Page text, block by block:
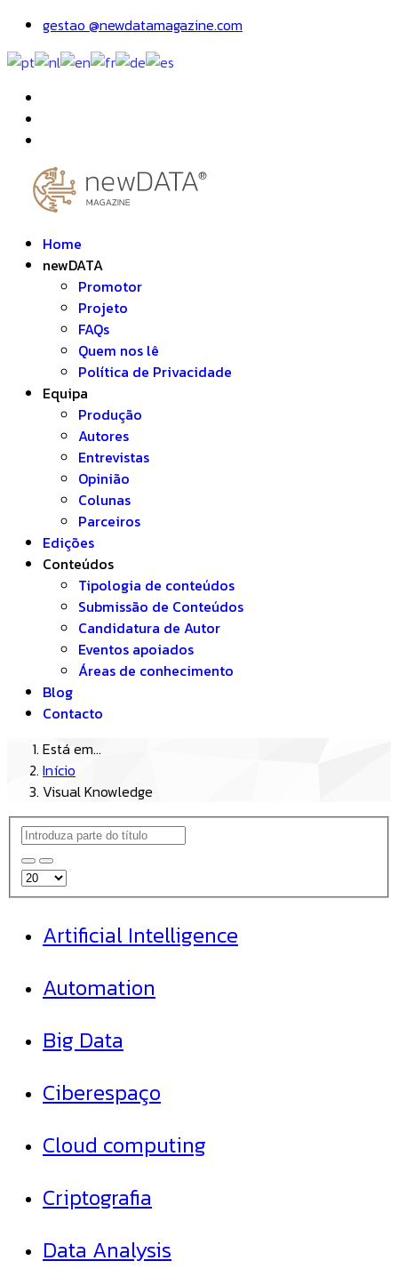
gestao @newdatamagazine.com
Home
newDATA
Promotor
Projeto
FAQs
Quem nos lê
Política de Privacidade
Equipa
Produção
Autores
Entrevistas
Opinião
Colunas
Parceiros
Edições
Conteúdos
Tipologia de conteúdos
Submissão de Conteúdos
Candidatura de Autor
Eventos apoiados
Áreas de conhecimento
Blog
Contacto
Está em...
Início
Visual Knowledge
Artificial Intelligence
Automation
Big Data
Ciberespaço
Cloud computing
Criptografia
Data Analysis